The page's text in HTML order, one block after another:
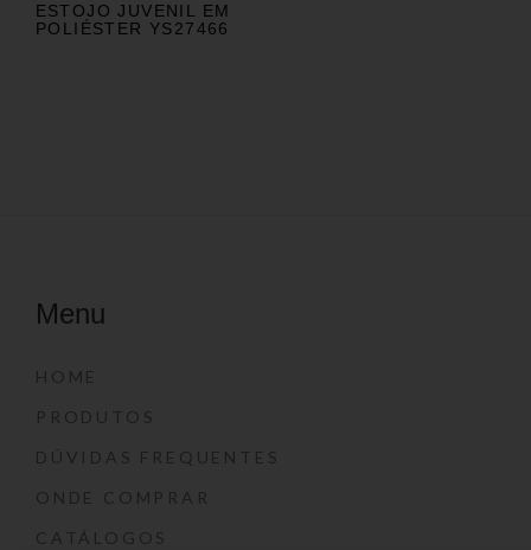
ESTOJO JUVENIL EM
POLIÉSTER YS27466
Menu
HOME
PRODUTOS
DÚVIDAS FREQUENTES
ONDE COMPRAR
CATÁLOGOS